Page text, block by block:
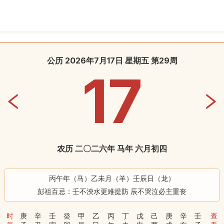
公历 2026年7月17日 星期五 第29周
17
农历 二〇二六年 马年 六月初四
丙午年（马）乙未月（羊）壬辰日（龙）
彭祖百忌：壬不泱水更难提防 辰不哭泣必主重丧
时
庚
辛
壬
癸
甲
乙
丙
丁
戊
己
庚
辛
壬
查